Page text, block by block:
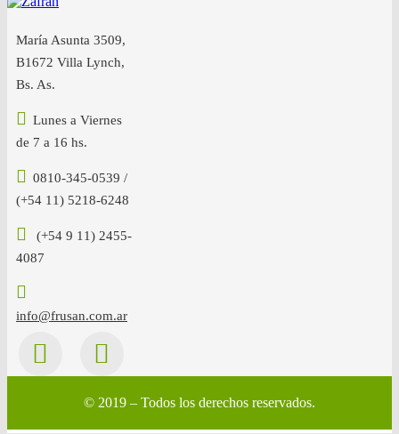
María Asunta 3509,
B1672 Villa Lynch,
Bs. As.
Lunes a Viernes
de 7 a 16 hs.
0810-345-0539 /
(+54 11) 5218-6248
(+54 9 11) 2455-
4087
info@frusan.com.ar
© 2019 – Todos los derechos reservados.